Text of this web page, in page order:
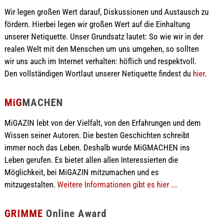
Wir legen großen Wert darauf, Diskussionen und Austausch zu
fördern. Hierbei legen wir großen Wert auf die Einhaltung
unserer Netiquette. Unser Grundsatz lautet: So wie wir in der
realen Welt mit den Menschen um uns umgehen, so sollten
wir uns auch im Internet verhalten: höflich und respektvoll.
Den vollständigen Wortlaut unserer Netiquette findest du hier.
MiGMACHEN
MiGAZIN lebt von der Vielfalt, von den Erfahrungen und dem
Wissen seiner Autoren. Die besten Geschichten schreibt
immer noch das Leben. Deshalb wurde MiGMACHEN ins
Leben gerufen. Es bietet allen allen Interessierten die
Möglichkeit, bei MiGAZIN mitzumachen und es
mitzugestalten. Weitere Informationen gibt es hier ...
GRIMME Online Award